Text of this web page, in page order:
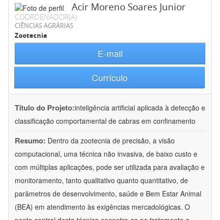
Acir Moreno Soares Junior
COORDENADOR(A)
CIÊNCIAS AGRÁRIAS
Zootecnia
E-mail
Currículo
Título do Projeto:inteligência artificial aplicada à detecção e
classificação comportamental de cabras em confinamento
Resumo: Dentro da zootecnia de precisão, a visão
computacional, uma técnica não invasiva, de baixo custo e
com múltiplas aplicações, pode ser utilizada para avaliação e
monitoramento, tanto qualitativo quanto quantitativo, de
parâmetros de desenvolvimento, saúde e Bem Estar Animal
(BEA) em atendimento às exigências mercadológicas. O